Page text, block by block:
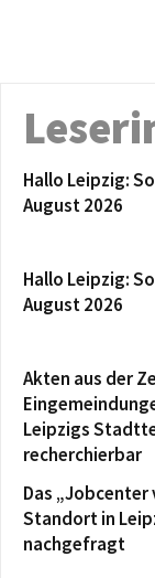
Hallo Leipzig:
August 2026
Hallo Leipzig:
August 2026
Akten aus der
Leipzigs
recherchierbar
Das „Jobcenter
Standort in
nachgefragt